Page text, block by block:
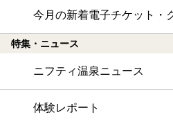
今月の新着電子チケット・
特集・ニュース
ニフティ温泉ニュース
体験レポート